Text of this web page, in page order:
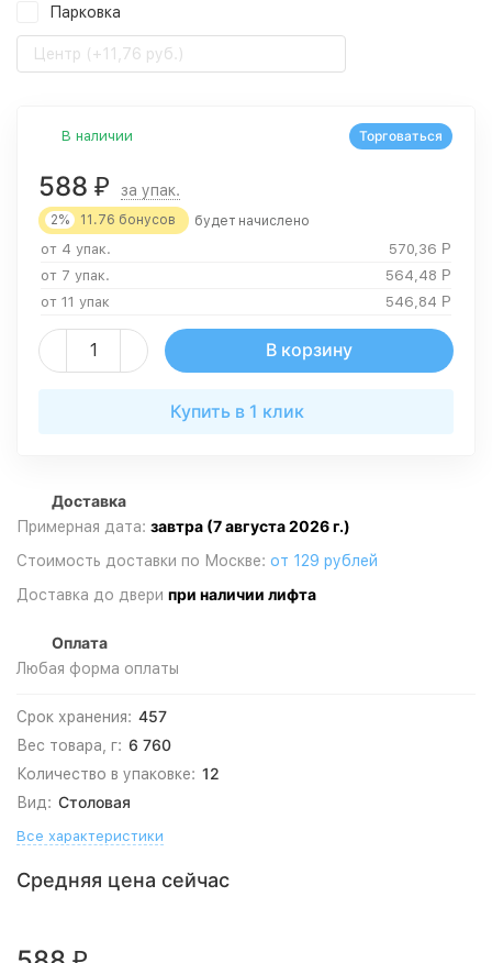
Парковка
Центр (+11,76 руб.)
В наличии
588 ₽ за упак.
2% 11.76 бонусов будет начислено
от 4 упак. 570,36 Р
от 7 упак.
564,48 Р
от 11 упак
546,84 Р
В корзину
Купить в 1 клик
Торговаться
Доставка
Примерная дата: завтра (7 августа 2026 г.)
Стоимость доставки по Москве: от 129 рублей
Доставка до двери при наличии лифта
Оплата
Любая форма оплаты
Срок хранения: 457
Вес товара, г: 6 760
Количество в упаковке: 12
Вид: Столовая
Все характеристики
Средняя цена сейчас